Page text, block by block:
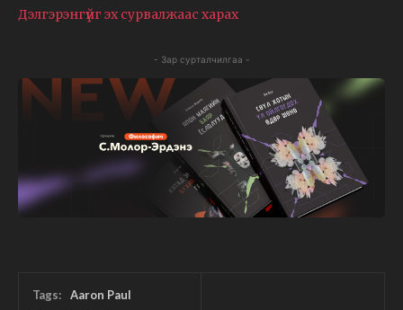
Дэлгэрэнгүйг эх сурвалжаас харах
- Зар сурталчилгаа -
Tags:
Aaron Paul